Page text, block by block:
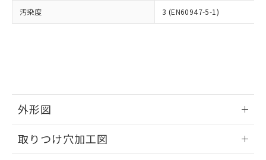
汚染度 3 (EN60947-5-1)
外形図
取りつけ穴加工図
示しないようお願いします。
マイパーツ機能（部品リスト作成サー
および当社の共同利用者が、当社の製
※当社の共同利用者とは、
の共同利用に関して"
の「1.共同利
部品在庫の切り替え状況などにより、予定
月が前後することがあります。
とができます。
EU RoHS指令（10物質）の非含有証明書
「10」：通常の使用状況下において有害物
質が外部に漏えいし、環境に深刻な影響を
販売先および販売に係わる関係者が違
法に輸出するおそれがある場合は、取
受注生産機種、また在庫状況の